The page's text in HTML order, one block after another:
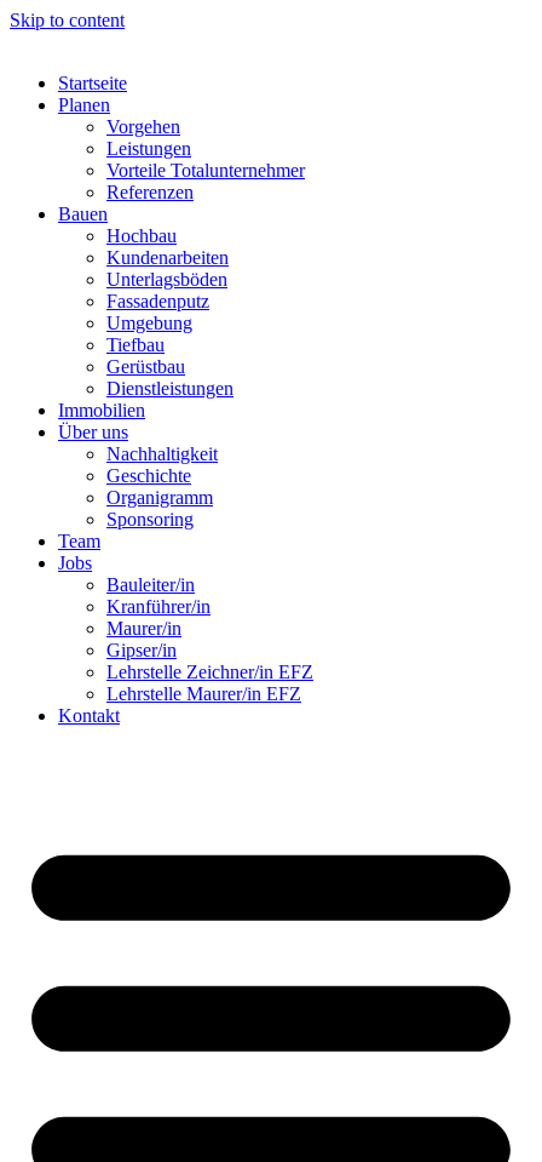
Skip to content
Startseite
Planen
Vorgehen
Leistungen
Vorteile Totalunternehmer
Referenzen
Bauen
Hochbau
Kundenarbeiten
Unterlagsböden
Fassadenputz
Umgebung
Tiefbau
Gerüstbau
Dienstleistungen
Immobilien
Über uns
Nachhaltigkeit
Geschichte
Organigramm
Sponsoring
Team
Jobs
Bauleiter/in
Kranführer/in
Maurer/in
Gipser/in
Lehrstelle Zeichner/in EFZ
Lehrstelle Maurer/in EFZ
Kontakt